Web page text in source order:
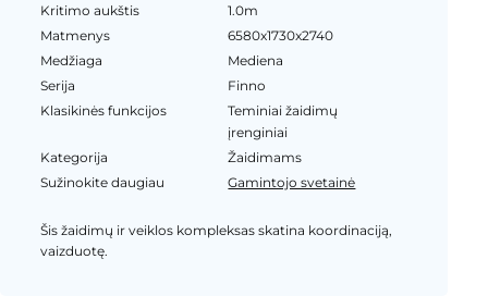
Kritimo aukštis
1.0m
Matmenys
6580x1730x2740
Medžiaga
Mediena
Serija
Finno
Klasikinės funkcijos
Teminiai žaidimų
įrenginiai
Kategorija
Žaidimams
Sužinokite daugiau
Gamintojo svetainė
Šis žaidimų ir veiklos kompleksas skatina koordinaciją,
vaizduotę.